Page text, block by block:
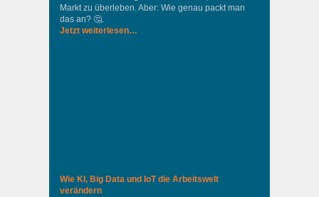
Markt zu überleben. Aber: Wie genau packt man
das an? 🤔.
Jetzt weiterlesen…
Wie KI, Big Data und IoT die Arbeitswelt
verändern